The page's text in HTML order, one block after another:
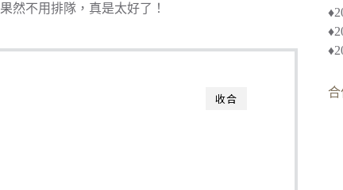
然不用排隊，真是太好了！
收合